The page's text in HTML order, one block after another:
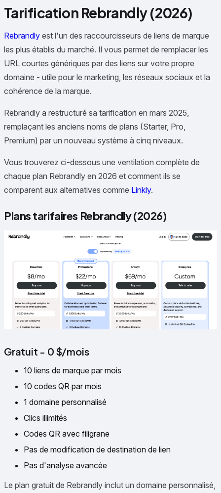
Tarification Rebrandly (2026)
Rebrandly est l'un des raccourcisseurs de liens de marque
les plus établis du marché. Il vous permet de remplacer les
URL courtes génériques par des liens sur votre propre
domaine - utile pour le marketing, les réseaux sociaux et la
cohérence de la marque.
Rebrandly a restructuré sa tarification en mars 2025,
remplaçant les anciens noms de plans (Starter, Pro,
Premium) par un nouveau système à cinq niveaux.
Vous trouverez ci-dessous une ventilation complète de
chaque plan Rebrandly en 2026 et comment ils se
comparent aux alternatives comme Linkly.
Plans tarifaires Rebrandly (2026)
Gratuit - 0 $/mois
10 liens de marque par mois
10 codes QR par mois
1 domaine personnalisé
Clics illimités
Codes QR avec filigrane
Pas de modification de destination de lien
Pas d'analyse avancée
Le plan gratuit de Rebrandly inclut un domaine personnalisé,